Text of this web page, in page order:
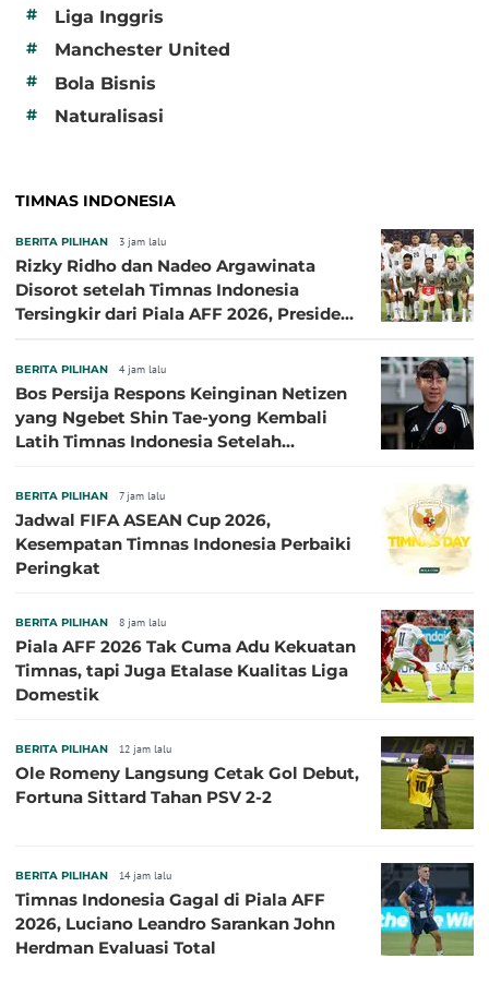
# Liga Inggris
# Manchester United
# Bola Bisnis
# Naturalisasi
TIMNAS INDONESIA
BERITA PILIHAN 3 jam lalu
Rizky Ridho dan Nadeo Argawinata
Disorot setelah Timnas Indonesia
Tersingkir dari Piala AFF 2026, Presiden
BERITA PILIHAN 4 jam lalu
Bos Persija Respons Keinginan Netizen
yang Ngebet Shin Tae-yong Kembali
Latih Timnas Indonesia Setelah
BERITA PILIHAN 7 jam lalu
Jadwal FIFA ASEAN Cup 2026,
Kesempatan Timnas Indonesia Perbaiki
Peringkat
BERITA PILIHAN 8 jam lalu
Piala AFF 2026 Tak Cuma Adu Kekuatan
Timnas, tapi Juga Etalase Kualitas Liga
Domestik
BERITA PILIHAN 12 jam lalu
Ole Romeny Langsung Cetak Gol Debut,
Fortuna Sittard Tahan PSV 2-2
BERITA PILIHAN 14 jam lalu
Timnas Indonesia Gagal di Piala AFF
2026, Luciano Leandro Sarankan John
Herdman Evaluasi Total